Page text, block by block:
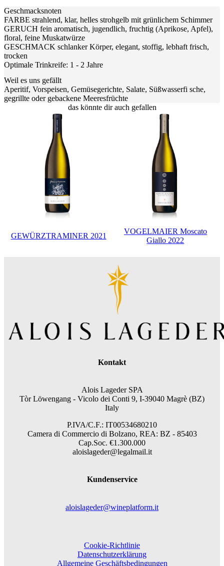
Geschmacksnoten
FARBE strahlend, klar, helles strohgelb mit grünlichem Schimmer
GERUCH fein aromatisch, jugendlich, fruchtig (Aprikose, Apfel),
floral, feine Muskatwürze
GESCHMACK schlanker Körper, elegant, stoffig, lebhaft frisch,
trocken
Optimale Trinkreife: 1 - 2 Jahre
Weil es uns gefällt
Aperitif, Vorspeisen, Gemüsegerichte, Salate, Süßwasserfi sche,
gegrillte oder gebackene Meeresfrüchte
das könnte dir auch gefallen
GEWÜRZTRAMINER 2021
VOGELMAIER Moscato
Giallo 2022
Kontakt
Alois Lageder SPA
Tòr Löwengang - Vicolo dei Conti 9, I-39040 Magrè (BZ)
Italy
P.IVA/C.F.: IT00534680210
Camera di Commercio di Bolzano, REA: BZ - 85403
Cap.Soc. €1.300.000
aloislageder@legalmail.it
Kundenservice
aloislageder@wineplatform.it
Cookie-Richtlinie
Datenschutzerklärung
Allgemeine Geschäftsbedingungen